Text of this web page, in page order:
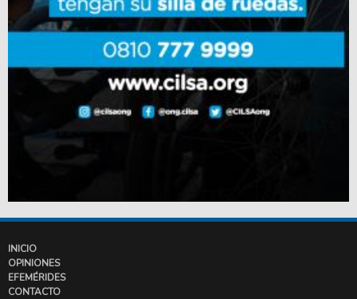
INICIO
OPINIONES
EFEMÉRIDES
CONTACTO